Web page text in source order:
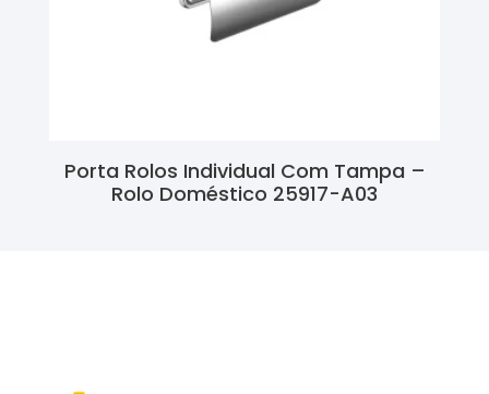
Porta Rolos Individual Com Tampa –
Rolo Doméstico 25917-A03